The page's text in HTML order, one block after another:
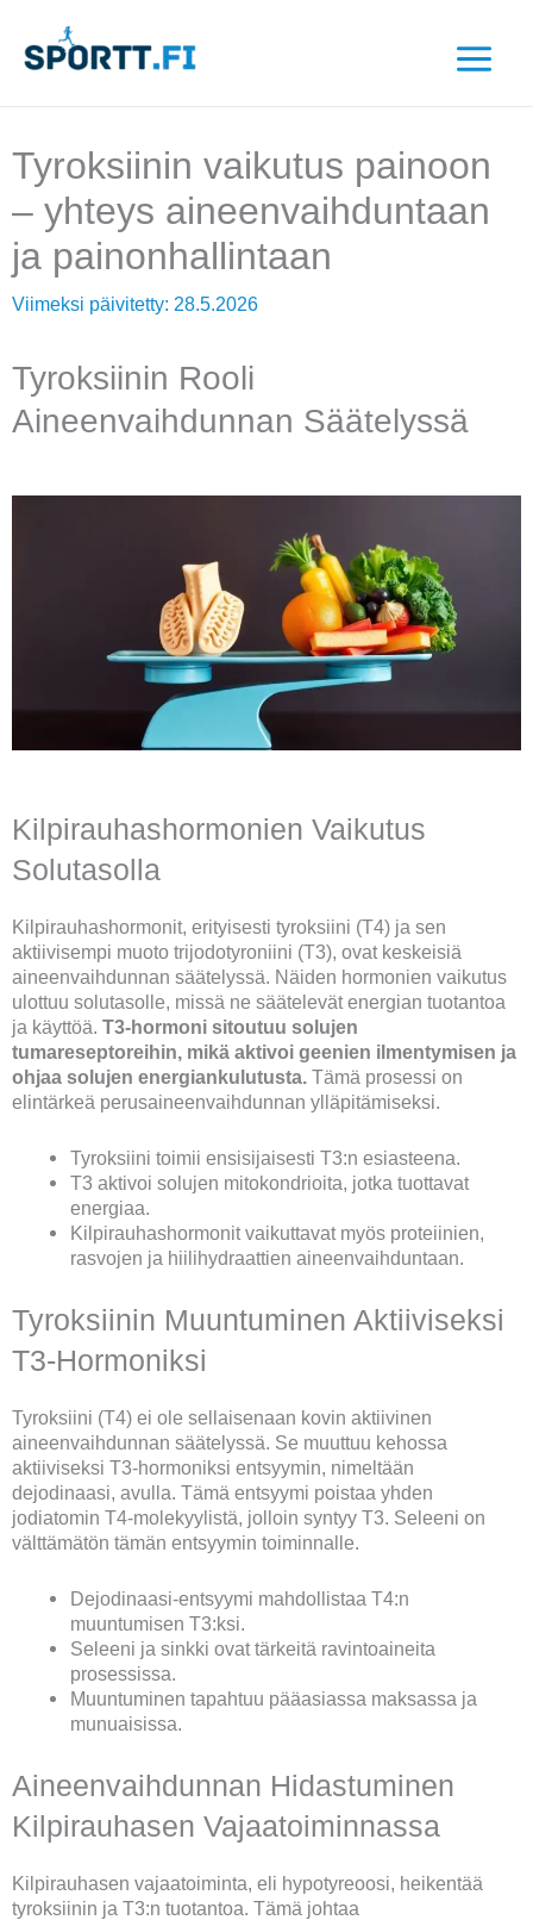
sisältöön
Tyroksiinin vaikutus painoon
– yhteys aineenvaihduntaan
ja painonhallintaan
Viimeksi päivitetty: 28.5.2026
Tyroksiinin Rooli
Aineenvaihdunnan Säätelyssä
Kilpirauhashormonien Vaikutus
Solutasolla
Kilpirauhashormonit, erityisesti tyroksiini (T4) ja sen
aktiivisempi muoto trijodotyroniini (T3), ovat keskeisiä
aineenvaihdunnan säätelyssä. Näiden hormonien vaikutus
ulottuu solutasolle, missä ne säätelevät energian tuotantoa
ja käyttöä. T3-hormoni sitoutuu solujen
tumareseptoreihin, mikä aktivoi geenien ilmentymisen ja
ohjaa solujen energiankulutusta. Tämä prosessi on
elintärkeä perusaineenvaihdunnan ylläpitämiseksi.
Tyroksiini toimii ensisijaisesti T3:n esiasteena.
T3 aktivoi solujen mitokondrioita, jotka tuottavat
energiaa.
Kilpirauhashormonit vaikuttavat myös proteiinien,
rasvojen ja hiilihydraattien aineenvaihduntaan.
Tyroksiinin Muuntuminen Aktiiviseksi
T3-Hormoniksi
Tyroksiini (T4) ei ole sellaisenaan kovin aktiivinen
aineenvaihdunnan säätelyssä. Se muuttuu kehossa
aktiiviseksi T3-hormoniksi entsyymin, nimeltään
dejodinaasi, avulla. Tämä entsyymi poistaa yhden
jodiatomin T4-molekyylistä, jolloin syntyy T3. Seleeni on
välttämätön tämän entsyymin toiminnalle.
Dejodinaasi-entsyymi mahdollistaa T4:n
muuntumisen T3:ksi.
Seleeni ja sinkki ovat tärkeitä ravintoaineita
prosessissa.
Muuntuminen tapahtuu pääasiassa maksassa ja
munuaisissa.
Aineenvaihdunnan Hidastuminen
Kilpirauhasen Vajaatoiminnassa
Kilpirauhasen vajaatoiminta, eli hypotyreoosi, heikentää
tyroksiinin ja T3:n tuotantoa. Tämä johtaa